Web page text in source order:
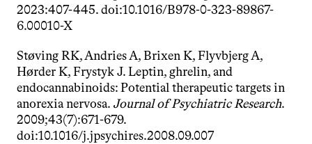
2023:407-445. doi:10.1016/B978-0-323-89867-
6.00010-X
Støving RK, Andries A, Brixen K, Flyvbjerg A,
Hørder K, Frystyk J. Leptin, ghrelin, and
endocannabinoids: Potential therapeutic targets in
anorexia nervosa. Journal of Psychiatric Research.
2009;43(7):671-679.
doi:10.1016/j.jpsychires.2008.09.007